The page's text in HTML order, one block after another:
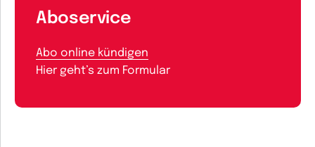
Aboservice
Abo online kündigen
Hier geht’s zum Formular